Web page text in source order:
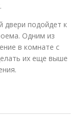
двери подойдет к
Одним из
в комнате с
их еще выше